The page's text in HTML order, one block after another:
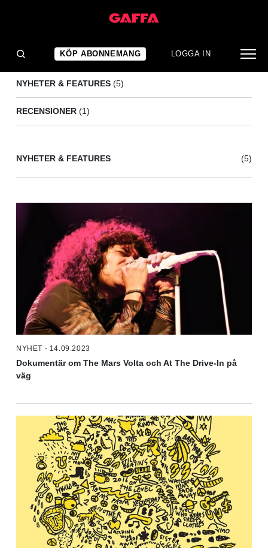
KÖP ABONNEMANG LOGGA IN
NYHETER & FEATURES (5)
RECENSIONER (1)
NYHETER & FEATURES (5)
NYHET - 14.09.2023
Dokumentär om The Mars Volta och At The Drive-In på
väg